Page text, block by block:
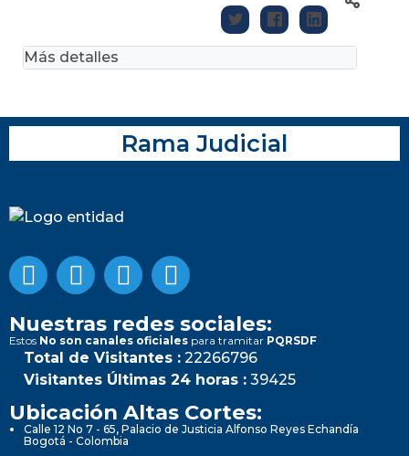
Más detalles
Rama Judicial
Nuestras redes sociales:
Estos No son canales oficiales para tramitar PQRSDF
Total de Visitantes : 22266796
Visitantes Últimas 24 horas : 39425
Ubicación Altas Cortes:
Calle 12 No 7 - 65, Palacio de Justicia Alfonso Reyes Echandía
Bogotá - Colombia